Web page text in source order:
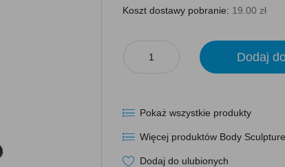
Koszt dostawy pobranie: 19.00 zł
Dodaj
Pokaż wszystkie produkty
Więcej produktów Body Sculpture
Dodaj do ulubionych